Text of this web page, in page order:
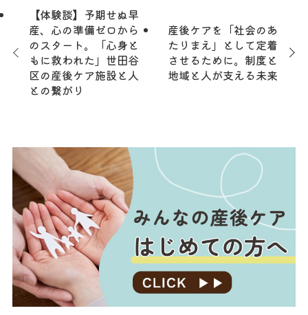
【体験談】予期せぬ早
産、心の準備ゼロから
のスタート。「心身と
もに救われた」世田谷
区の産後ケア施設と人
との繋がり
産後ケアを「社会のあ
たりまえ」として定着
させるために。制度と
地域と人が支える未来